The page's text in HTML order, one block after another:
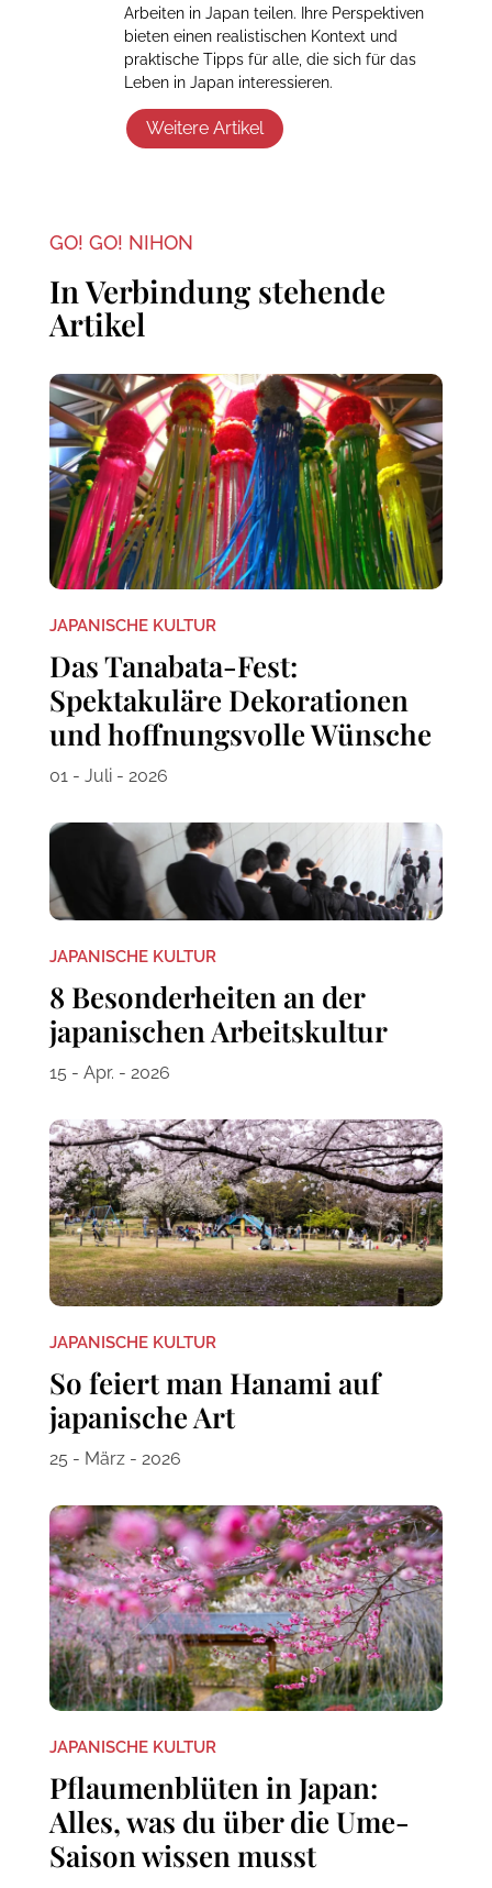
Arbeiten in Japan teilen. Ihre Perspektiven
bieten einen realistischen Kontext und
praktische Tipps für alle, die sich für das
Leben in Japan interessieren.
Weitere Artikel
GO! GO! NIHON
In Verbindung stehende
Artikel
JAPANISCHE KULTUR
Das Tanabata-Fest:
Spektakuläre Dekorationen
und hoffnungsvolle Wünsche
01 - Juli - 2026
JAPANISCHE KULTUR
8 Besonderheiten an der
japanischen Arbeitskultur
15 - Apr. - 2026
JAPANISCHE KULTUR
So feiert man Hanami auf
japanische Art
25 - März - 2026
JAPANISCHE KULTUR
Pflaumenblüten in Japan:
Alles, was du über die Ume-
Saison wissen musst